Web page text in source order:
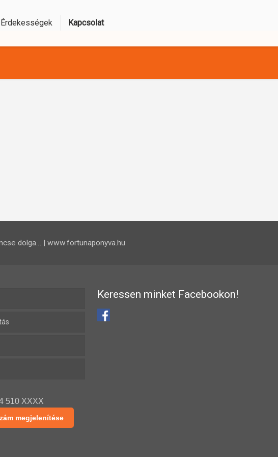
Érdekességek Kapcsolat
dolga… | www.fortunaponyva.hu
510 XXXX
megjelenítése
Keressen minket Facebookon!